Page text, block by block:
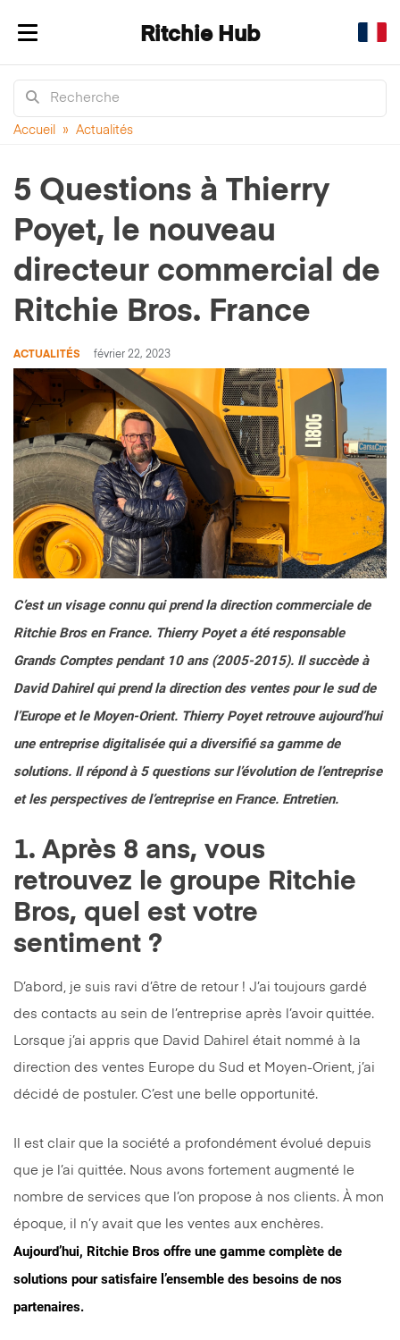
Afficher/masquer la navigation
Ritchie Hub
Accueil » Actualités
5 Questions à Thierry
Poyet, le nouveau
directeur commercial de
Ritchie Bros. France
ACTUALITÉS février 22, 2023
C’est un visage connu qui prend la direction commerciale de
Ritchie Bros en France. Thierry Poyet a été responsable
Grands Comptes pendant 10 ans (2005-2015). Il succède à
David Dahirel qui prend la direction des ventes pour le sud de
l’Europe et le Moyen-Orient. Thierry Poyet retrouve aujourd’hui
une entreprise digitalisée qui a diversifié sa gamme de
solutions. Il répond à 5 questions sur l’évolution de l’entreprise
et les perspectives de l’entreprise en France. Entretien.
1. Après 8 ans, vous
retrouvez le groupe Ritchie
Bros, quel est votre
sentiment ?
D’abord, je suis ravi d’être de retour ! J’ai toujours gardé
des contacts au sein de l’entreprise après l’avoir quittée.
Lorsque j’ai appris que David Dahirel était nommé à la
direction des ventes Europe du Sud et Moyen-Orient, j’ai
décidé de postuler. C’est une belle opportunité.
Il est clair que la société a profondément évolué depuis
que je l’ai quittée. Nous avons fortement augmenté le
nombre de services que l’on propose à nos clients. À mon
époque, il n’y avait que les ventes aux enchères.
Aujourd’hui, Ritchie Bros offre une gamme complète de
solutions pour satisfaire l’ensemble des besoins de nos
partenaires.